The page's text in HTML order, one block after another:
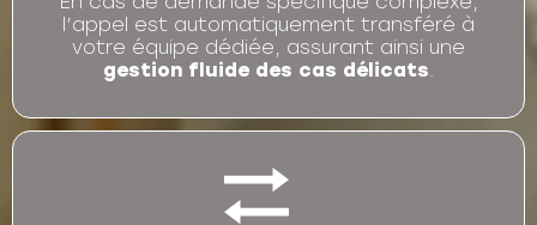
l’appel est automatiquement transféré à
votre équipe dédiée, assurant ainsi une
gestion fluide des cas délicats.